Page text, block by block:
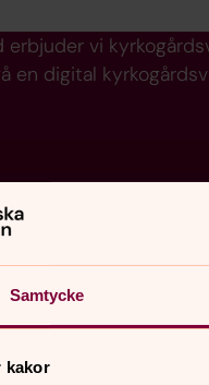
Samtycke
kakor
erbjuder vi
en digital